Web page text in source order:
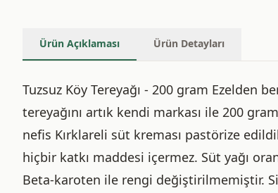
Ürün Açıklaması Ürün Detayları
Tuzsuz Köy Tereyağı - 200 gram Ezelden
tereyağını artık kendi markası ile 200
nefis Kırklareli süt kreması pastörize
hiçbir katkı maddesi içermez. Süt yağı
Beta-karoten ile rengi değiştirilmemiştir.